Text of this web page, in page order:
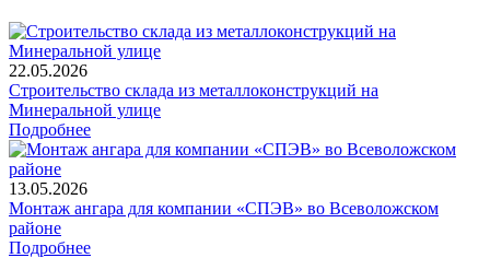
22.05.2026
Строительство склада из металлоконструкций на
Минеральной улице
Подробнее
13.05.2026
Монтаж ангара для компании «СПЭВ» во Всеволожском
районе
Подробнее